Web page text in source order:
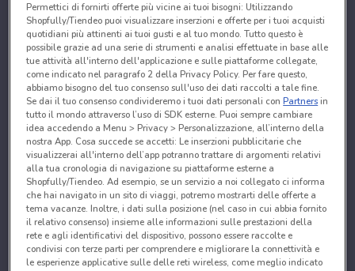
Permettici di fornirti offerte più vicine ai tuoi bisogni: Utilizzando
Shopfully/Tiendeo puoi visualizzare inserzioni e offerte per i tuoi acquisti
quotidiani più attinenti ai tuoi gusti e al tuo mondo. Tutto questo è
possibile grazie ad una serie di strumenti e analisi effettuate in base alle
tue attività all'interno dell'applicazione e sulle piattaforme collegate,
come indicato nel paragrafo 2 della Privacy Policy. Per fare questo,
abbiamo bisogno del tuo consenso sull'uso dei dati raccolti a tale fine.
Se dai il tuo consenso condivideremo i tuoi dati personali conPartnersin
tutto il mondo attraverso l’uso di SDK esterne. Puoi sempre cambiare
idea accedendo a Menu > Privacy > Personalizzazione, all’interno della
nostra App. Cosa succede se accetti: Le inserzioni pubblicitarie che
visualizzerai all'interno dell’app potranno trattare di argomenti relativi
alla tua cronologia di navigazione su piattaforme esterne a
Shopfully/Tiendeo. Ad esempio, se un servizio a noi collegato ci informa
che hai navigato in un sito di viaggi, potremo mostrarti delle offerte a
tema vacanze. Inoltre, i dati sulla posizione (nel caso in cui abbia fornito
il relativo consenso) insieme alle informazioni sulle prestazioni della
rete e agli identificativi del dispositivo, possono essere raccolte e
condivisi con terze parti per comprendere e migliorare la connettività e
le esperienze applicative sulle delle reti wireless, come meglio indicato